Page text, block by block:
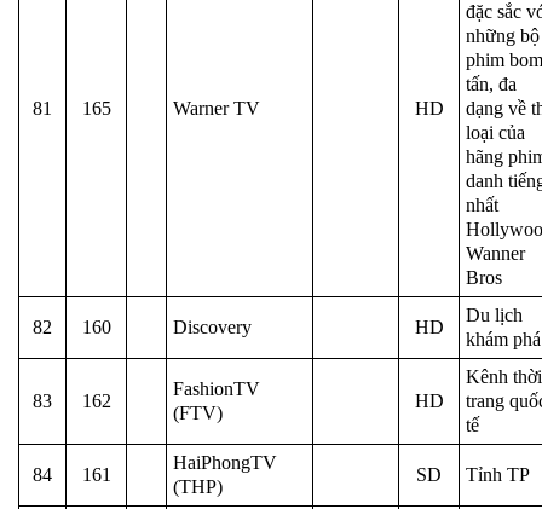
81 165 Warner TV HD
đặc sắc
những bộ
phim bom
tấn, đa
dạng về
loại của
hãng
danh
nhất
Wanner
Bros
82 160 Discovery HD
Du lịch
khám phá
83 162
FashionTV
(FTV)
HD
Kênh thời
trang
tế
84 161
HaiPhongTV
(THP)
SD Tỉnh TP